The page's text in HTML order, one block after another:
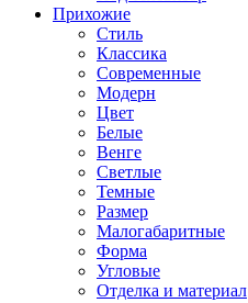
Прихожие
Стиль
Классика
Современные
Модерн
Цвет
Белые
Венге
Светлые
Темные
Размер
Малогабаритные
Форма
Угловые
Отделка и материал